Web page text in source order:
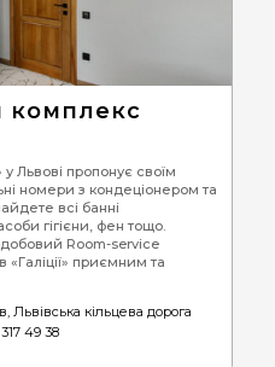
комплекс
у Львові пропонує своїм
номери з кондеціонером та
всі банні
гігієни, фен тощо.
Room-service
приємним та
Львівська кільцева дорога
49 38